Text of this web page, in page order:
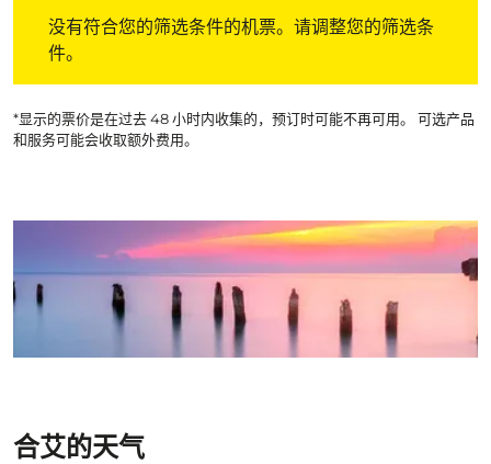
没有符合您的筛选条件的机票。请调整您的筛选条
件。
*显示的票价是在过去 48 小时内收集的，预订时可能不再可用。 可选产品
和服务可能会收取额外费用。
合艾的天气